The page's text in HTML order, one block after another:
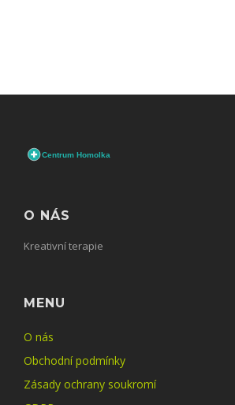
O NÁS
Kreativní terapie
MENU
O nás
Obchodní podmínky
Zásady ochrany soukromí